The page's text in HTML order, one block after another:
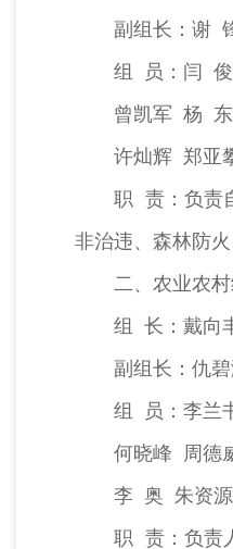
副组长：谢
组 员：闫 俊
曾凯军 杨 东
许灿辉 郑亚
职 责：负责自
非治违、森林防
二、农业农村
组 长：戴向
副组长：仇碧
组 员：李兰书
何晓峰 周德
李 奥 朱资源
职 责：负责人